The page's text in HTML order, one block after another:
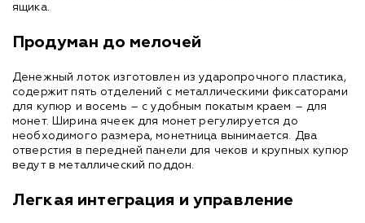
ящика.
Продуман до мелочей
Денежный лоток изготовлен из ударопрочного пластика,
содержит пять отделений с металлическими фиксаторами
для купюр и восемь – с удобным покатым краем – для
монет. Ширина ячеек для монет регулируется до
необходимого размера, монетница вынимается. Два
отверстия в передней панели для чеков и крупных купюр
ведут в металлический поддон.
Легкая интеграция и управление